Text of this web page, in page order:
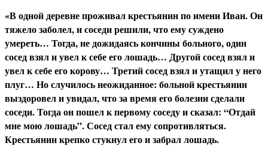
«В одной деревне проживал крестьянин по имени Иван. Он
тяже­ло заболел, и соседи решили, что ему суждено
умереть… Тогда, не дожидаясь кончины больного, один
сосед взял и увел к себе его ло­шадь… Другой сосед взял и
увел к себе его корову… Третий сосед взял и утащил у него
плуг… Но случилось неожиданное: больной крестьянин
выздоровел и увидал, что за время его болезни сделали
соседи. Тогда он пошел к первому соседу и сказал: “Отдай
мне мою лошадь”. Сосед стал ему сопротивляться.
Крестьянин крепко стукнул его и забрал лошадь.